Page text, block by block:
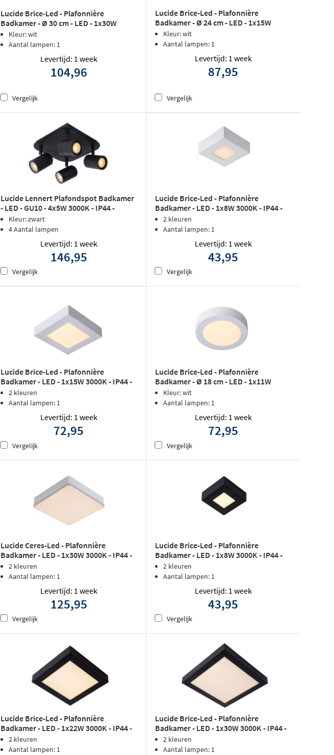
Lucide Brice-Led - Plafonnière
Badkamer - Ø 30 cm - LED - 1x30W
3000K - IP44 - Wit
Kleur: wit
Aantal lampen: 1
Levertijd: 1 week
104,96
Vergelijk
Lucide Brice-Led - Plafonnière
Badkamer - Ø 24 cm - LED - 1x15W
3000K - IP44 - Wit
Kleur: wit
Aantal lampen: 1
Levertijd: 1 week
87,95
Vergelijk
Lucide Lennert Plafondspot Badkamer
- LED - GU10 - 4x5W 3000K - IP44 -
Zwart
Kleur: zwart
4 Aantal lampen
Levertijd: 1 week
146,95
Vergelijk
Lucide Brice-Led - Plafonnière
Badkamer - LED - 1x8W 3000K - IP44 -
Wit2 kleuren
Aantal lampen: 1
Levertijd: 1 week
43,95
Vergelijk
Lucide Brice-Led - Plafonnière
Badkamer - LED - 1x15W 3000K - IP44 -
Wit2 kleuren
Aantal lampen: 1
Levertijd: 1 week
72,95
Vergelijk
Lucide Brice-Led - Plafonnière
Badkamer - Ø 18 cm - LED - 1x11W
3000K - IP44 - Wit
Kleur: wit
Aantal lampen: 1
Levertijd: 1 week
72,95
Vergelijk
Lucide Ceres-Led - Plafonnière
Badkamer - LED - 1x30W 3000K - IP44 -
Wit2 kleuren
Aantal lampen: 1
Levertijd: 1 week
125,95
Vergelijk
Lucide Brice-Led - Plafonnière
Badkamer - LED - 1x8W 3000K - IP44 -
Zwart
2 kleuren
Aantal lampen: 1
Levertijd: 1 week
43,95
Vergelijk
Lucide Brice-Led - Plafonnière
Badkamer - LED - 1x22W 3000K - IP44 -
Zwart
2 kleuren
Aantal lampen: 1
Lucide Brice-Led - Plafonnière
Badkamer - LED - 1x30W 3000K - IP44 -
Zwart
2 kleuren
Aantal lampen: 1